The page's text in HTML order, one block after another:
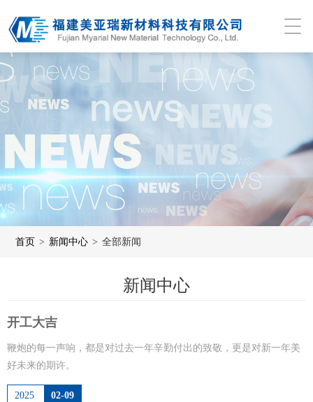
首页 > 新闻中心 > 全部新闻
新闻中心
开工大吉
鞭炮的每一声响，都是对过去一年辛勤付出的致敬，更是对新一年美
好未来的期许。
2025 02-09